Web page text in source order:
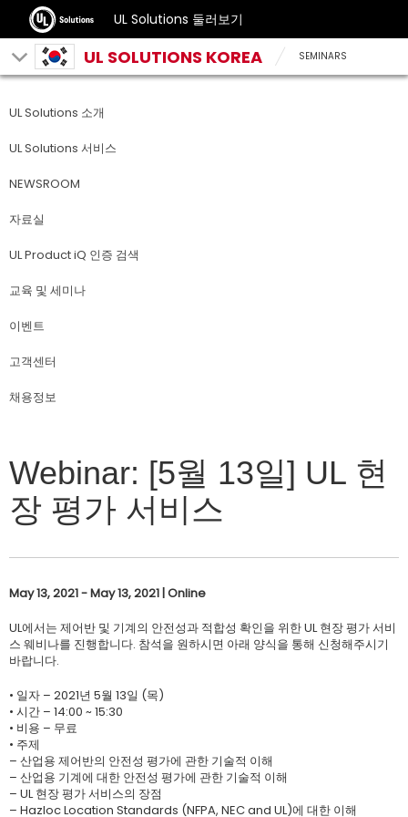
UL Solutions 둘러보기
UL SOLUTIONS KOREA SEMINARS
UL Solutions 소개
UL Solutions 서비스
NEWSROOM
자료실
UL Product iQ 인증 검색
교육 및 세미나
이벤트
고객센터
채용정보
Webinar: [5월 13일] UL 현
장 평가 서비스
May 13, 2021 - May 13, 2021 | Online
UL에서는 제어반 및 기계의 안전성과 적합성 확인을 위한 UL 현장 평가 서비
스 웨비나를 진행합니다. 참석을 원하시면 아래 양식을 통해 신청해주시기
바랍니다.
• 일자 – 2021년 5월 13일 (목)
• 시간 – 14:00 ~ 15:30
• 비용 – 무료
• 주제
– 산업용 제어반의 안전성 평가에 관한 기술적 이해
– 산업용 기계에 대한 안전성 평가에 관한 기술적 이해
– UL 현장 평가 서비스의 장점
– Hazloc Location Standards (NFPA, NEC and UL)에 대한 이해